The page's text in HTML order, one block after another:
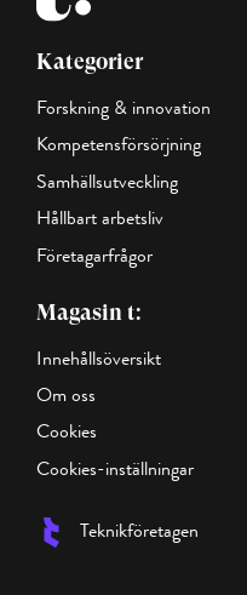
Kategorier
Forskning & innovation
Kompetensförsörjning
Samhällsutveckling
Hållbart arbetsliv
Företagarfrågor
Magasin t:
Innehållsöversikt
Om oss
Cookies
Cookies-inställningar
Teknikföretagen